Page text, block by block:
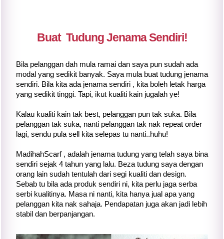
Buat Tudung Jenama Sendiri!
Bila pelanggan dah mula ramai dan saya pun sudah ada
modal yang sedikit banyak. Saya mula buat tudung jenama
sendiri. Bila kita ada jenama sendiri , kita boleh letak harga
yang sedikit tinggi. Tapi, ikut kualiti kain jugalah ye!
Kalau kualiti kain tak best, pelanggan pun tak suka. Bila
pelanggan tak suka, nanti pelanggan tak nak repeat order
lagi, sendu pula sell kita selepas tu nanti..huhu!
MadihahScarf , adalah jenama tudung yang telah saya bina
sendiri sejak 4 tahun yang lalu. Beza tudung saya dengan
orang lain sudah tentulah dari segi kualiti dan design.
Sebab tu bila ada produk sendiri ni, kita perlu jaga serba
serbi kualitinya. Masa ni nanti, kita hanya jual apa yang
pelanggan kita nak sahaja. Pendapatan juga akan jadi lebih
stabil dan berpanjangan.